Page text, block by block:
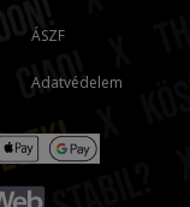
ÁSZF
Adatvédelem